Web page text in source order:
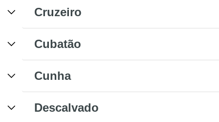
Cruzeiro
Cubatão
Cunha
Descalvado